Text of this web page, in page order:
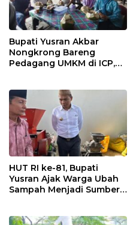
Bupati Yusran Akbar
Nongkrong Bareng
Pedagang UMKM di ICP,
Kerakyatan
HUT RI ke-81, Bupati
Yusran Ajak Warga Ubah
Sampah Menjadi Sumber